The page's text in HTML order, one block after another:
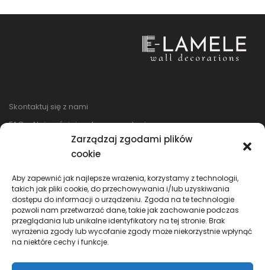
Zarządzaj zgodami plików
cookie
Aby zapewnić jak najlepsze wrażenia, korzystamy z technologii,
takich jak pliki cookie, do przechowywania i/lub uzyskiwania
dostępu do informacji o urządzeniu. Zgoda na te technologie
pozwoli nam przetwarzać dane, takie jak zachowanie podczas
przeglądania lub unikalne identyfikatory na tej stronie. Brak
wyrażenia zgody lub wycofanie zgody może niekorzystnie wpłynąć
na niektóre cechy i funkcje.
Skontaktuj się z nami
FAQ – Najczęściej zadawane pytania
Regulamin sklepu
Reklamacje i zwroty
Polityka prywatności